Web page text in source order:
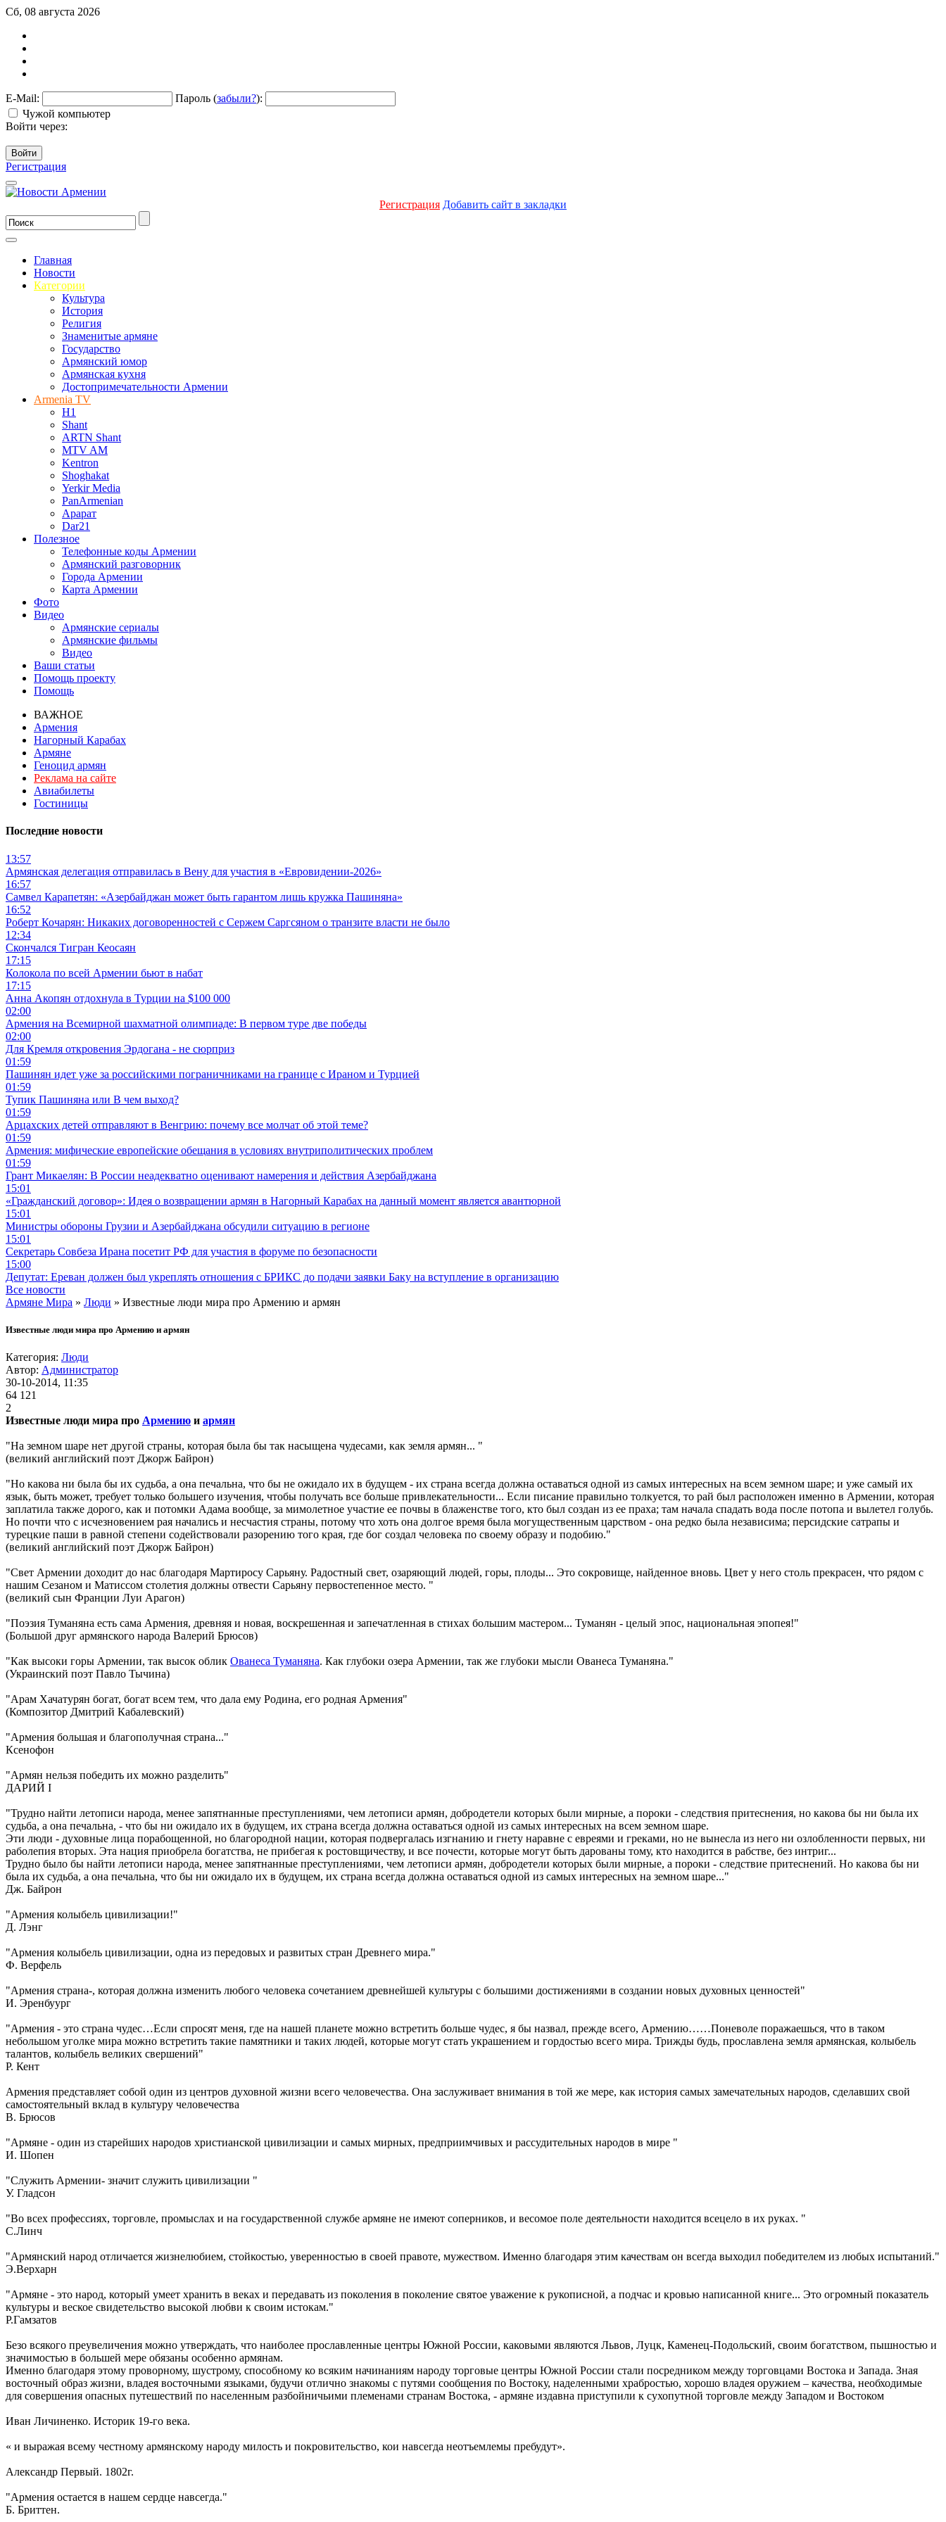
Сб, 08 августа 2026
E-Mail: Пароль (забыли?):
Чужой компьютер
Войти через:
Войти
Регистрация
Регистрация Добавить сайт в закладки
Главная
Новости
Категории
Культура
История
Религия
Знаменитые армяне
Государство
Армянский юмор
Армянская кухня
Достопримечательности Армении
Armenia TV
H1
Shant
ARTN Shant
MTV AM
Kentron
Shoghakat
Yerkir Media
PanArmenian
Арарат
Dar21
Полезное
Телефонные коды Армении
Армянский разговорник
Города Армении
Карта Армении
Фото
Видео
Армянские сериалы
Армянские фильмы
Видео
Ваши статьи
Помощь проекту
Помощь
ВАЖНОЕ
Армения
Нагорный Карабах
Армяне
Геноцид армян
Реклама на сайте
Авиабилеты
Гостиницы
Последние новости
13:57
Армянская делегация отправилась в Вену для участия в «Евровидении-2026»
16:57
Самвел Карапетян: «Азербайджан может быть гарантом лишь кружка Пашиняна»
16:52
Роберт Кочарян: Никаких договоренностей с Сержем Саргсяном о транзите власти не было
12:34
Скончался Тигран Кеосаян
17:15
Колокола по всей Армении бьют в набат
17:15
Анна Акопян отдохнула в Турции на $100 000
02:00
Армения на Всемирной шахматной олимпиаде: В первом туре две победы
02:00
Для Кремля откровения Эрдогана - не сюрприз
01:59
Пашинян идет уже за российскими пограничниками на границе с Ираном и Турцией
01:59
Тупик Пашиняна или В чем выход?
01:59
Арцахских детей отправляют в Венгрию: почему все молчат об этой теме?
01:59
Армения: мифические европейские обещания в условиях внутриполитических проблем
01:59
Грант Микаелян: В России неадекватно оценивают намерения и действия Азербайджана
15:01
«Гражданский договор»: Идея о возвращении армян в Нагорный Карабах на данный момент является авантюрной
15:01
Министры обороны Грузии и Азербайджана обсудили ситуацию в регионе
15:01
Секретарь Совбеза Ирана посетит РФ для участия в форуме по безопасности
15:00
Депутат: Ереван должен был укреплять отношения с БРИКС до подачи заявки Баку на вступление в организацию
Все новости
Армяне Мира » Люди » Известные люди мира про Армению и армян
Известные люди мира про Армению и армян
Категория: Люди
Автор: Администратор
30-10-2014, 11:35
64 121
2
Известные люди мира про Армению и армян
"На земном шаре нет другой страны, которая была бы так насыщена чудесами, как земля армян... "
(великий английский поэт Джорж Байрон)
"Но какова ни была бы их судьба, а она печальна, что бы не ожидало их в будущем - их страна всегда должна оставаться одной из самых интересных на всем земном шаре; и уже самый их
язык, быть может, требует только большего изучения, чтобы получать все больше привлекательности... Если писание правильно толкуется, то рай был расположен именно в Армении, которая
заплатила также дорого, как и потомки Адама вообще, за мимолетное участие ее почвы в блаженстве того, кто был создан из ее праха; там начала спадать вода после потопа и вылетел голубь.
Но почти что с исчезновением рая начались и несчастия страны, потому что хоть она долгое время была могущественным царством - она редко была независима; персидские сатрапы и
турецкие паши в равной степени содействовали разорению того края, где бог создал человека по своему образу и подобию."
(великий английский поэт Джорж Байрон)
"Свет Армении доходит до нас благодаря Мартиросу Сарьяну. Радостный свет, озаряющий людей, горы, плоды... Это сокровище, найденное вновь. Цвет у него столь прекрасен, что рядом с
нашим Сезаном и Матиссом столетия должны отвести Сарьяну первостепенное место. "
(великий сын Франции Луи Арагон)
"Поэзия Туманяна есть сама Армения, древняя и новая, воскрешенная и запечатленная в стихах большим мастером... Туманян - целый эпос, национальная эпопея!"
(Большой друг армянского народа Валерий Брюсов)
"Как высоки горы Армении, так высок облик Ованеса Туманяна. Как глубоки озера Армении, так же глубоки мысли Ованеса Туманяна."
(Украинский поэт Павло Тычина)
"Арам Хачатурян богат, богат всем тем, что дала ему Родина, его родная Армения"
(Композитор Дмитрий Кабалевский)
"Армения большая и благополучная страна..."
Ксенофон
"Армян нельзя победить их можно разделить"
ДАРИЙ I
"Трудно найти летописи народа, менее запятнанные преступлениями, чем летописи армян, добродетели которых были мирные, а пороки - следствия притеснения, но какова бы ни была их
судьба, а она печальна, - что бы ни ожидало их в будущем, их страна всегда должна оставаться одной из самых интересных на всем земном шаре.
Эти люди - духовные лица порабощенной, но благородной нации, которая подвергалась изгнанию и гнету наравне с евреями и греками, но не вынесла из него ни озлобленности первых, ни
раболепия вторых. Эта нация приобрела богатства, не прибегая к ростовщичеству, и все почести, которые могут быть дарованы тому, кто находится в рабстве, без интриг...
Трудно было бы найти летописи народа, менее запятнанные преступлениями, чем летописи армян, добродетели которых были мирные, а пороки - следствие притеснений. Но какова бы ни
была их судьба, а она печальна, что бы ни ожидало их в будущем, их страна всегда должна оставаться одной из самых интересных на земном шаре..."
Дж. Байрон
"Армения колыбель цивилизации!"
Д. Лэнг
"Армения колыбель цивилизации, одна из передовых и развитых стран Древнего мира."
Ф. Верфель
"Армения страна-, которая должна изменить любого человека сочетанием древнейшей культуры с большими достижениями в создании новых духовных ценностей"
И. Эренбуург
"Армения - это страна чудес…Если спросят меня, где на нашей планете можно встретить больше чудес, я бы назвал, прежде всего, Армению……Поневоле поражаешься, что в таком
небольшом уголке мира можно встретить такие памятники и таких людей, которые могут стать украшением и гордостью всего мира. Трижды будь, прославлена земля армянская, колыбель
талантов, колыбель великих свершений"
Р. Кент
Армения представляет собой один из центров духовной жизни всего человечества. Она заслуживает внимания в той же мере, как история самых замечательных народов, сделавших свой
самостоятельный вклад в культуру человечества
В. Брюсов
"Армяне - один из старейших народов христианской цивилизации и самых мирных, предприимчивых и рассудительных народов в мире "
И. Шопен
"Служить Армении- значит служить цивилизации "
У. Гладсон
"Во всех профессиях, торговле, промыслах и на государственной службе армяне не имеют соперников, и весомое поле деятельности находится всецело в их руках. "
С.Линч
"Армянский народ отличается жизнелюбием, стойкостью, уверенностью в своей правоте, мужеством. Именно благодаря этим качествам он всегда выходил победителем из любых испытаний."
Э.Верхарн
"Армяне - это народ, который умеет хранить в веках и передавать из поколения в поколение святое уважение к рукописной, а подчас и кровью написанной книге... Это огромный показатель
культуры и веское свидетельство высокой любви к своим истокам."
Р.Гамзатов
Безо всякого преувеличения можно утверждать, что наиболее прославленные центры Южной России, каковыми являются Львов, Луцк, Каменец-Подольский, своим богатством, пышностью и
значимостью в большей мере обязаны особенно армянам.
Именно благодаря этому проворному, шустрому, способному ко всяким начинаниям народу торговые центры Южной России стали посредником между торговцами Востока и Запада. Зная
восточный образ жизни, владея восточными языками, будучи отлично знакомы с путями сообщения по Востоку, наделенными храбростью, хорошо владея оружием – качества, необходимые
для совершения опасных путешествий по населенным разбойничьими племенами странам Востока, - армяне издавна приступили к сухопутной торговле между Западом и Востоком
Иван Личиненко. Историк 19-го века.
« и выражая всему честному армянскому народу милость и покровительство, кои навсегда неотъемлемы пребудут».
Александр Первый. 1802г.
"Армения остается в нашем сердце навсегда."
Б. Бриттен.